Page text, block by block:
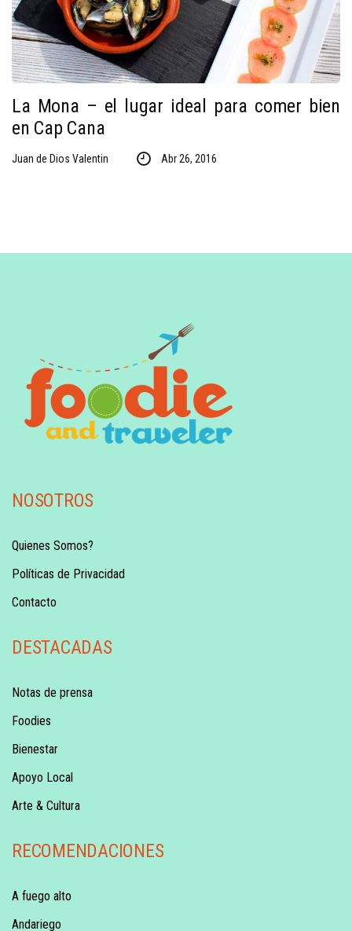
La Mona – el lugar ideal para comer bien
en Cap Cana
Juan de Dios Valentin Abr 26, 2016
NOSOTROS
Quienes Somos?
Políticas de Privacidad
Contacto
DESTACADAS
Notas de prensa
Foodies
Bienestar
Apoyo Local
Arte & Cultura
RECOMENDACIONES
A fuego alto
Andariego